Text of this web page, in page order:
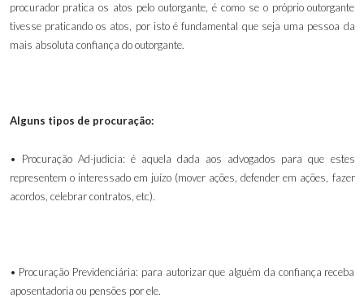
procurador pratica os atos pelo outorgante, é como se o próprio outorgante
tivesse praticando os atos, por isto é fundamental que seja uma pessoa da
mais absoluta confiança do outorgante.
Alguns tipos de procuração:
• Procuração Ad-judicia: é aquela dada aos advogados para que estes
representem o interessado em juízo (mover ações, defender em ações, fazer
acordos, celebrar contratos, etc).
• Procuração Previdenciária: para autorizar que alguém da confiança receba
aposentadoria ou pensões por ele.